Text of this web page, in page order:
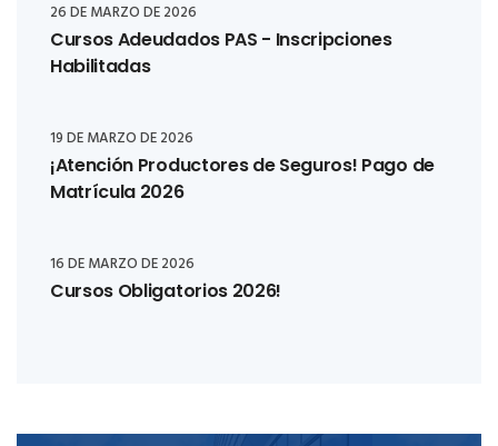
26 DE MARZO DE 2026
Cursos Adeudados PAS - Inscripciones
Habilitadas
19 DE MARZO DE 2026
¡Atención Productores de Seguros! Pago de
Matrícula 2026
16 DE MARZO DE 2026
Cursos Obligatorios 2026!